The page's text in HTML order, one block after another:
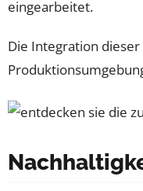
eingearbeitet.
Die Integration